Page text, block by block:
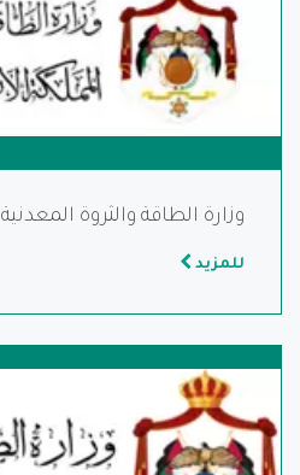
وزارة الطاقة والثروة المعدنية
للمزيد